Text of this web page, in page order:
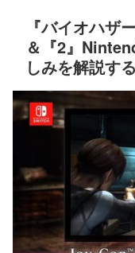
『バイオハザ
＆『2』
しみを解説す